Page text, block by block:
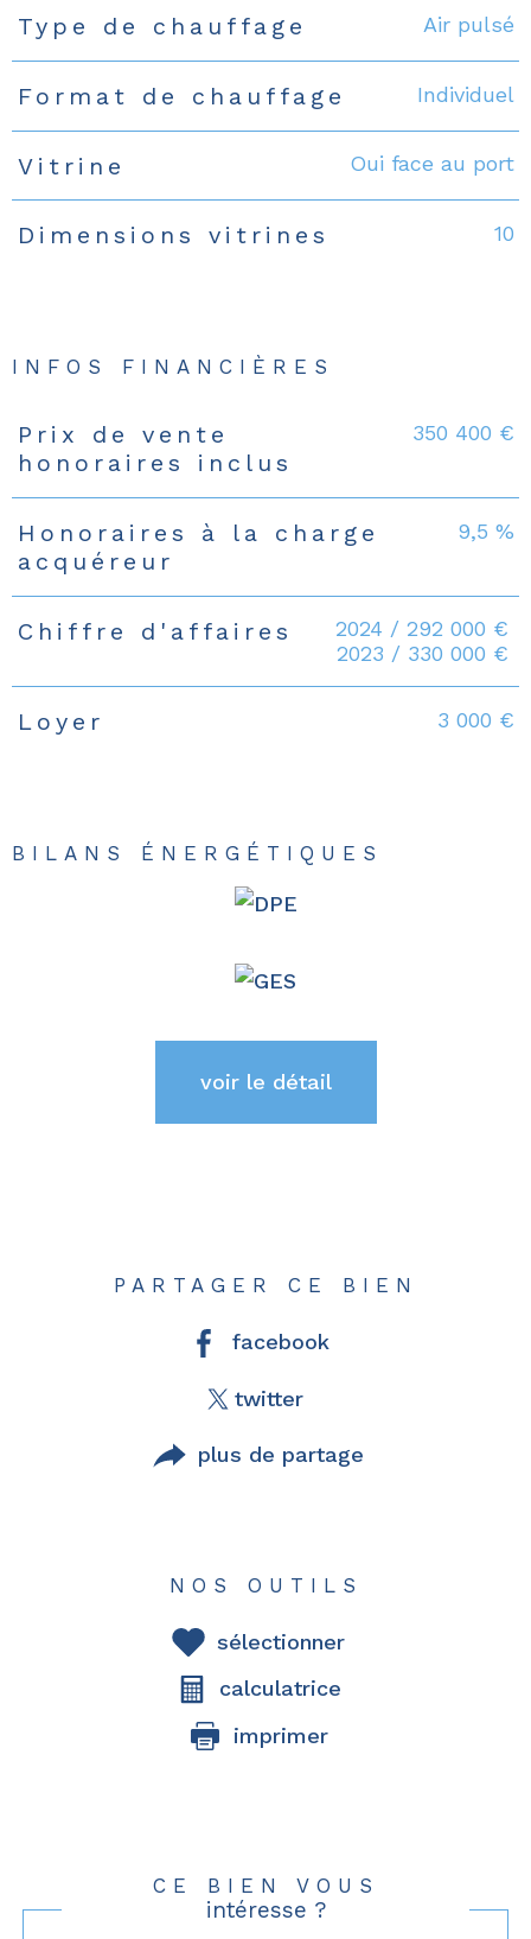
Type de chauffage Air pulsé
Format de chauffage Individuel
Vitrine Oui face au port
Dimensions vitrines 10
INFOS FINANCIÈRES
Caractéristiques Valeurs
Prix de vente
honoraires inclus
350 400 €
Honoraires à la charge
acquéreur
9,5 %
Chiffre d'affaires
2024 / 292 000 €
2023 / 330 000 €
Loyer 3 000 €
BILANS ÉNERGÉTIQUES
voir le détail
PARTAGER CE BIEN
facebook
twitter
plus de partage
NOS OUTILS
sélectionner
calculatrice
imprimer
CE BIEN VOUS
intéresse ?